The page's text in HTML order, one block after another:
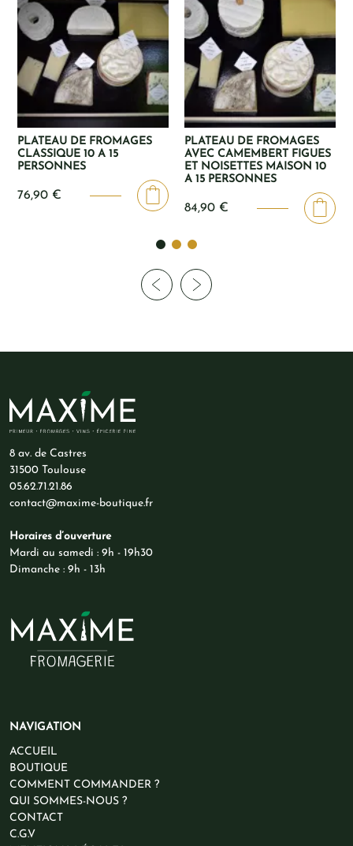
PLATEAU DE FROMAGES
CLASSIQUE 10 A 15
PERSONNES
76,90 €
PLATEAU DE FROMAGES
AVEC CAMEMBERT FIGUES
ET NOISETTES MAISON 10
A 15 PERSONNES
84,90 €
8 av. de Castres
31500 Toulouse
05.62.71.21.86
contact@maxime-boutique.fr
Horaires d’ouverture
Mardi au samedi : 9h - 19h30
Dimanche : 9h - 13h
NAVIGATION
ACCUEIL
BOUTIQUE
COMMENT COMMANDER ?
QUI SOMMES-NOUS ?
CONTACT
C.G.V